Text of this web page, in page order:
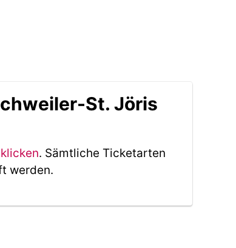
St. Jöris
klicken. Sämtliche Ticketarten
werden.